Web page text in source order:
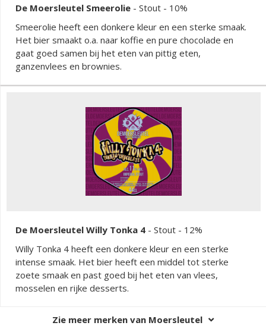
De Moersleutel Smeerolie - Stout - 10%
Smeerolie heeft een donkere kleur en een sterke smaak.
Het bier smaakt o.a. naar koffie en pure chocolade en
gaat goed samen bij het eten van pittig eten,
ganzenvlees en brownies.
De Moersleutel Willy Tonka 4 - Stout - 12%
Willy Tonka 4 heeft een donkere kleur en een sterke
intense smaak. Het bier heeft een middel tot sterke
zoete smaak en past goed bij het eten van vlees,
mosselen en rijke desserts.
Zie meer merken van Moersleutel